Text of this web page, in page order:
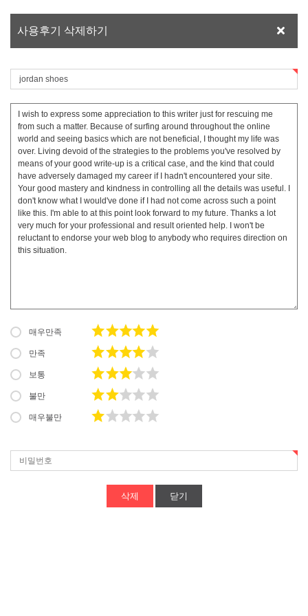
사용후기 삭제하기
매우만족
만족
보통
불만
매우불만
닫기